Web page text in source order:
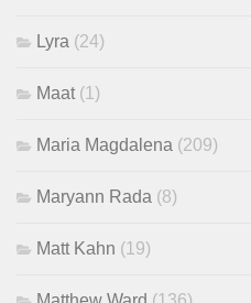
Lyra (24)
Maat (1)
Maria Magdalena (209)
Maryann Rada (8)
Matt Kahn (19)